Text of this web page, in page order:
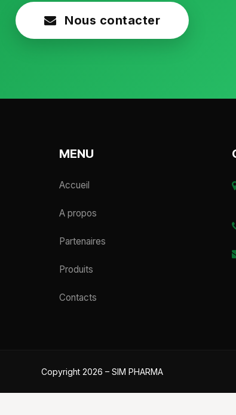
Nous contacter
MENU
Accueil
A propos
Partenaires
Produits
Contacts
Copyright 2026 – SIM PHARMA